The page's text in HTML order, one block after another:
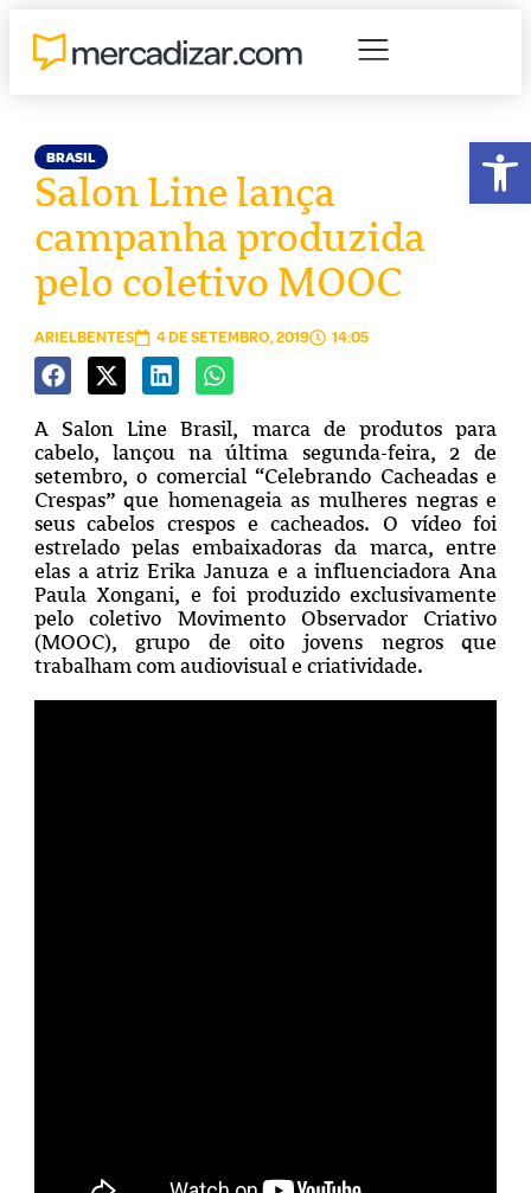
BRASIL
Salon Line lança
campanha produzida
pelo coletivo MOOC
ARIELBENTES 4 DE SETEMBRO, 2019 14:05
A Salon Line Brasil, marca de produtos para
cabelo, lançou na última segunda-feira, 2 de
setembro, o comercial “Celebrando Cacheadas e
Crespas” que homenageia as mulheres negras e
seus cabelos crespos e cacheados. O vídeo foi
estrelado pelas embaixadoras da marca, entre
elas a atriz Erika Januza e a influenciadora Ana
Paula Xongani, e foi produzido exclusivamente
pelo coletivo Movimento Observador Criativo
(MOOC), grupo de oito jovens negros que
trabalham com audiovisual e criatividade.